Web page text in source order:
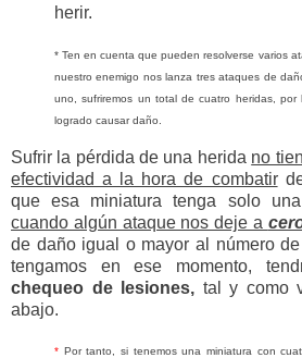
herir.
* Ten en cuenta que pueden resolverse varios
nuestro enemigo nos lanza tres ataques de
uno, sufriremos un total de cuatro heridas,
logrado causar daño.
Sufrir la pérdida de una herida no
efectividad a la hora de combatirde
que esa miniatura tenga solo
cuando algún ataque nos deje a
de daño igual o mayor al número
tengamos en ese momento,
chequeo de lesiones, tal y como
abajo.
* Por tanto, si tenemos una miniatura con